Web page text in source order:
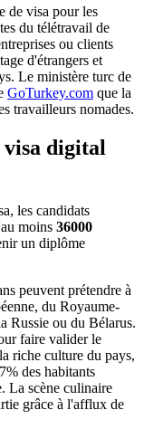
de visa pour les
du télétravail de
ou clients
d'étrangers et
Le ministère turc de
GoTurkey.com que la
travailleurs nomades.
visa digital
les candidats
moins 36000
un diplôme
peuvent prétendre à
du Royaume-
Russie ou du Bélarus.
faire valider le
riche culture du pays,
des habitants
La scène culinaire
grâce à l'afflux de